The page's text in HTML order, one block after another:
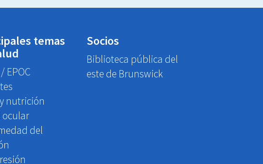
temas
EPOC
nutrición
ocular
del
Socios
Biblioteca pública del
este de Brunswick